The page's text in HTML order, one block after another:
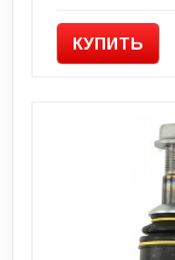
КУПИТЬ